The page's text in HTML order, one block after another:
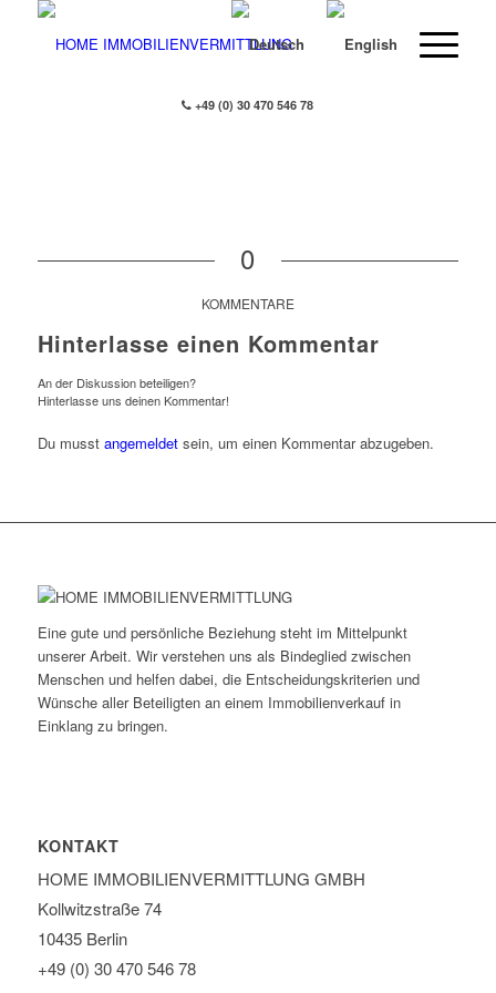
+49 (0) 30 470 546 78
0
KOMMENTARE
Hinterlasse einen Kommentar
An der Diskussion beteiligen?
Hinterlasse uns deinen Kommentar!
Du musst angemeldetsein, um einen Kommentar abzugeben.
Eine gute und persönliche Beziehung steht im Mittelpunkt
unserer Arbeit. Wir verstehen uns als Bindeglied zwischen
Menschen und helfen dabei, die Entscheidungskriterien und
Wünsche aller Beteiligten an einem Immobilienverkauf in
Einklang zu bringen.
KONTAKT
HOME IMMOBILIEN­VERMITTLUNG GMBH
Kollwitzstraße 74
10435 Berlin
+49 (0) 30 470 546 78